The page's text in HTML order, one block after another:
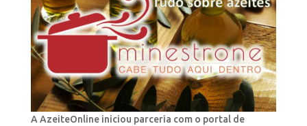
A AzeiteOnline iniciou parceria com o portal de